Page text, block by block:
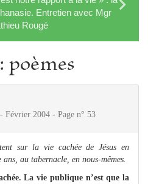
Entretien avec Mgr
Rougé
poèmes
Février 2004 - Page n° 53
sur la vie cachée de Jésus en
au tabernacle, en nous-mêmes.
La vie publique n’est que la